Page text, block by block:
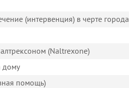
(интервенция) в черте города
(Naltrexone)
дому
помощь)